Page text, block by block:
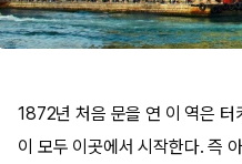
1872년 처음 문을 연 이 역은 터
이 모두 이곳에서 시작한다. 즉